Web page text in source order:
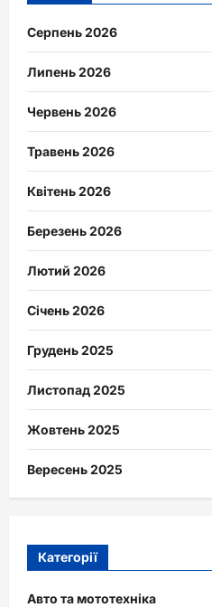
Серпень 2026
Липень 2026
Червень 2026
Травень 2026
Квітень 2026
Березень 2026
Лютий 2026
Січень 2026
Грудень 2025
Листопад 2025
Жовтень 2025
Вересень 2025
Категорії
Авто та мототехніка